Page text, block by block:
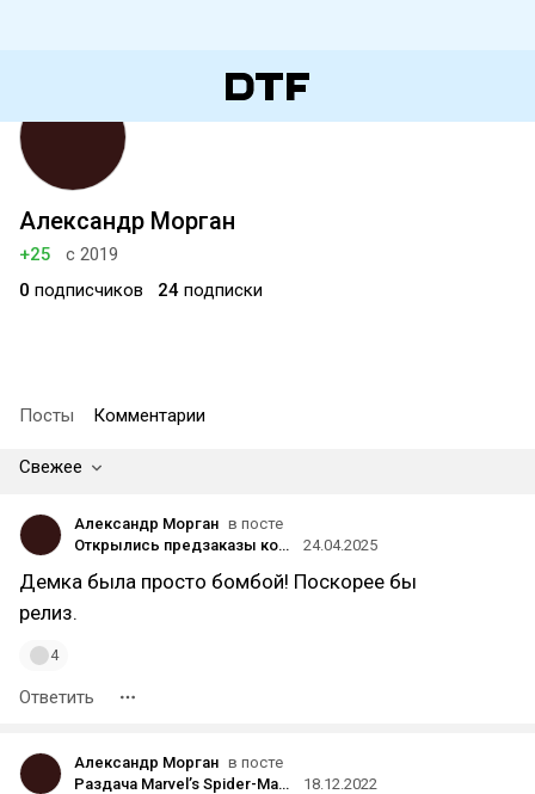
Александр Морган
+25
с 2019
0 подписчиков 24 подписки
Посты Комментарии
Свежее
Александр Морган в посте
Открылись предзаказы консольных версий «выживача» The Alters — игра стоит 35 долларов
24.04.2025
Демка была просто бомбой! Поскорее бы
релиз.
4
Ответить
Александр Морган в посте
Раздача Marvel’s Spider-Man Remastered для STEAM (REGION FREE) (ЗАВЕРШЕНО)
18.12.2022